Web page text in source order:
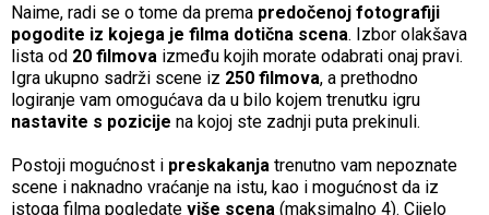
Naime, radi se o tome da prema predočenoj fotografiji
pogodite iz kojega je filma dotična scena. Izbor olakšava
lista od 20 filmova između kojih morate odabrati onaj pravi.
Igra ukupno sadrži scene iz 250 filmova, a prethodno
logiranje vam omogućava da u bilo kojem trenutku igru
nastavite s pozicije na kojoj ste zadnji puta prekinuli.
Postoji mogućnost i preskakanja trenutno vam nepoznate
scene i naknadno vraćanje na istu, kao i mogućnost da iz
istoga filma pogledate više scena (maksimalno 4). Cijelo